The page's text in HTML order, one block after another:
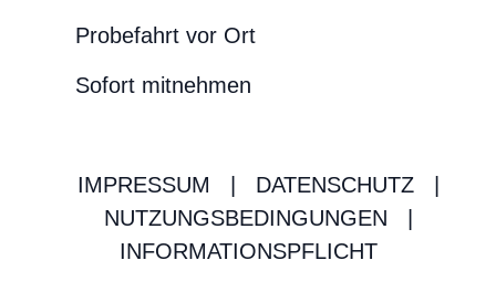
Probefahrt vor Ort
Sofort mitnehmen
IMPRESSUM DATENSCHUTZ
NUTZUNGSBEDINGUNGEN
INFORMATIONSPFLICHT